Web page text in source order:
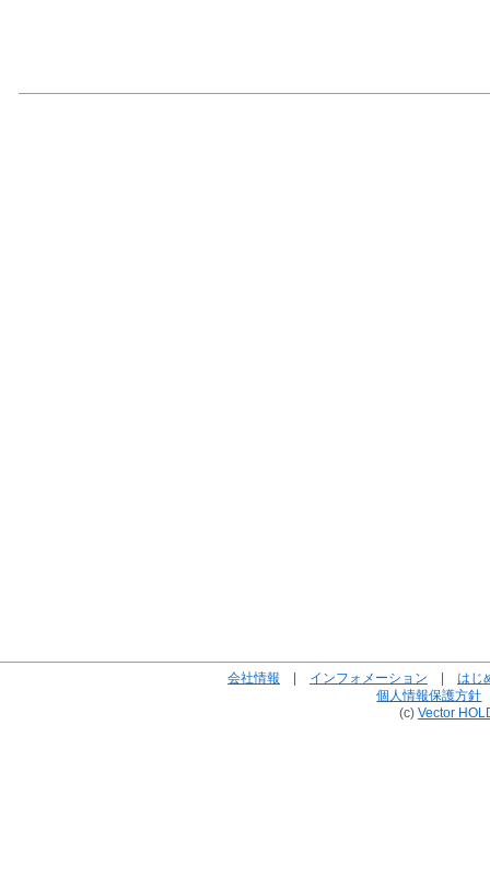
会社情報 | インフォメーション | はじ
個人情報保護方針
(c) Vector